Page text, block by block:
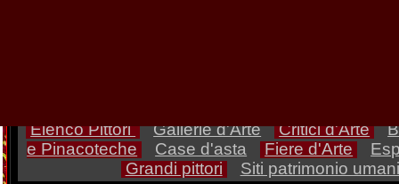
Elenco Pittori Gallerie d'Arte Critici d'Arte
e Pinacoteche
Case d'asta Fiere d'Arte
Grandi pittori
Siti patrimonio